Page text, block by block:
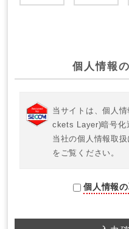
個人情報
当サイトは、個人
ckets Layer)暗号化
当社の個人情報取
をご覧ください。
個人情報